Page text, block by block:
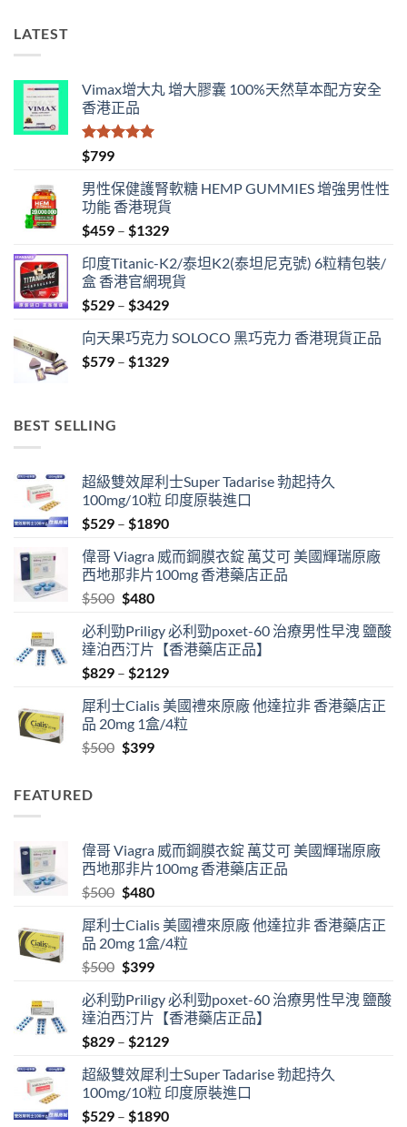
LATEST
Vimax增大丸 增大膠囊 100%天然草本配方安全
香港正品
評分
滿分 5
$799
男性保健護腎軟糖 HEMP GUMMIES 增強男性性
功能 香港現貨
$459 – $1329Price
$459
through
$1329
印度Titanic-K2/泰坦K2(泰坦尼克號) 6粒精包裝/
盒 香港官網現貨
$529 – $3429Price
$529
through
向天果巧克力 SOLOCO 黑巧克力 香港現貨正品
$579 – $1329Price
BEST SELLING
超級雙效犀利士Super Tadarise 勃起持久
100mg/10粒 印度原裝進口
$529 – $1890Price
$529
through
偉哥 Viagra 威而鋼膜衣錠 萬艾可 美國輝瑞原廠
西地那非片100mg 香港藥店正品
$500 Original
was:
$500.
$480Current
is:
$480.
必利勁Priligy 必利勁poxet-60 治療男性早洩 鹽酸
達泊西汀片【香港藥店正品】
$829 – $2129Price
$829
through
犀利士Cialis 美國禮來原廠 他達拉非 香港藥店正
品 20mg 1盒/4粒
$500 Original
$399Current
FEATURED
偉哥 Viagra 威而鋼膜衣錠 萬艾可 美國輝瑞原廠
西地那非片100mg 香港藥店正品
$500 Original
was:
$500.
$480Current
is:
$480.
犀利士Cialis 美國禮來原廠 他達拉非 香港藥店正
品 20mg 1盒/4粒
$500 Original
was:
$500.
$399Current
is:
$399.
必利勁Priligy 必利勁poxet-60 治療男性早洩 鹽酸
達泊西汀片【香港藥店正品】
$829 – $2129Price
$829
through
$2129
超級雙效犀利士Super Tadarise 勃起持久
100mg/10粒 印度原裝進口
$529 – $1890Price